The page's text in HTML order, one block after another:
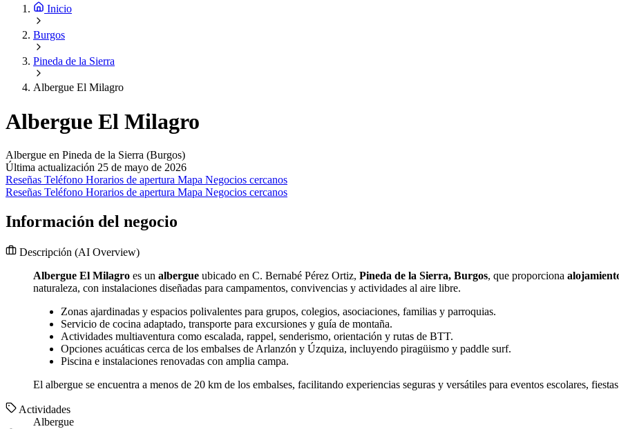
Inicio
Burgos
Pineda de la Sierra
Albergue El Milagro
Albergue El Milagro
Albergue en Pineda de la Sierra (Burgos)
Última actualización 25 de mayo de 2026
Reseñas Teléfono Horarios de apertura Mapa Negocios cercanos
Reseñas Teléfono Horarios de apertura Mapa Negocios cercanos
Información del negocio
Descripción (AI Overview)
Albergue El Milagro es un albergue ubicado en C. Bernabé Pérez Ortiz, Pineda de la Sierra, Burgos, que proporciona
naturaleza, con instalaciones diseñadas para campamentos, convivencias y actividades al aire libre.
Zonas ajardinadas y espacios polivalentes para grupos, colegios, asociaciones, familias y parroquias.
Servicio de cocina adaptado, transporte para excursiones y guía de montaña.
Actividades multiaventura como escalada, rappel, senderismo, orientación y rutas de BTT.
Opciones acuáticas cerca de los embalses de Arlanzón y Úzquiza, incluyendo piragüismo y paddle surf.
Piscina e instalaciones renovadas con amplia campa.
El albergue se encuentra a menos de 20 km de los embalses, facilitando experiencias seguras y versátiles para eventos escolares,
Actividades
Albergue